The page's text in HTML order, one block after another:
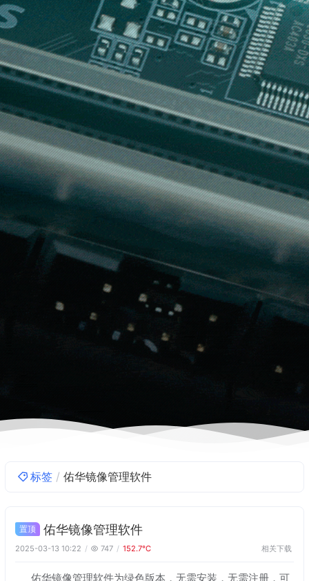
标签 佑华镜像管理软件
置顶 佑华镜像管理软件
2025-03-13 10:22 747 152.7℃ 相关下载
佑华镜像管理软件为绿色版本，无需安装，无需注册，可